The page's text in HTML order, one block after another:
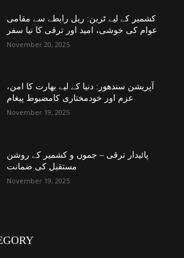
کشمیر کے لیے ٹرین: ریل رابطے سے مقامی
عوام کی خوشی، امید اور ترقی کا نیا سفر
November 20, 2025
آپریشن سندھور: دنیا کے لیے بھارت کا امن،
عزم اور خودمختاری کامضبوط پیغام
November 19, 2025
پائیدار ترقی – جموں و کشمیر کے روشن
مستقبل کی ضمانت
November 19, 2025